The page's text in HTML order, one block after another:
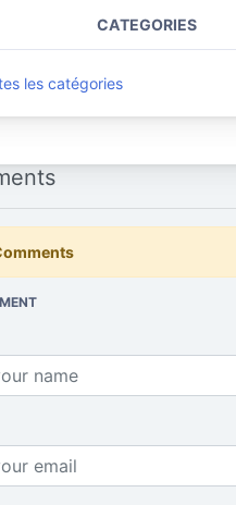
CATEGORIES
les catégories